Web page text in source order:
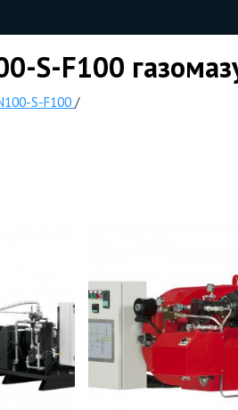
S-F100
S-F100 /